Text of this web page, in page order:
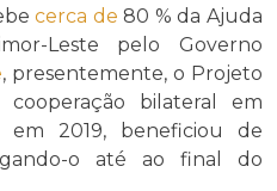
cerca de 80 % da Ajuda
Leste pelo Governo
, presentemente, o Projeto
cooperação bilateral em
em 2019, beneficiou de
o até ao final do